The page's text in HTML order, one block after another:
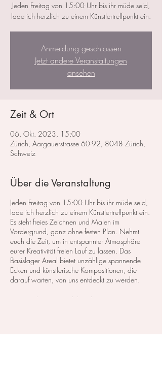
Jeden Freitag von 15:00 Uhr bis ihr müde seid,
lade ich herzlich zu einem Künstlertreffpunkt ein.
Anmeldung geschlossen
Jetzt andere Veranstaltungen
ansehen
Zeit & Ort
06. Okt. 2023, 15:00
Zürich, Aargauerstrasse 60-92, 8048 Zürich,
Schweiz
Über die Veranstaltung
Jeden Freitag von 15:00 Uhr bis ihr müde seid,
lade ich herzlich zu einem Künstlertreffpunkt ein.
Es steht freies Zeichnen und Malen im
Vordergrund, ganz ohne festen Plan. Nehmt
euch die Zeit, um in entspannter Atmosphäre
eurer Kreativität freien Lauf zu lassen. Das
Basislager Areal bietet unzählige spannende
Ecken und künstlerische Kompositionen, die
darauf warten, von uns entdeckt zu werden.
Mein Ziel ist es, eine lebendige